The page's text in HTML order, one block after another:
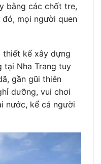
bằng các chốt tre,
mọi người quen
thiết kế xây dựng
tại Nha Trang tuy
gần gũi thiên
dưỡng, vui chơi
nước, kể cả người